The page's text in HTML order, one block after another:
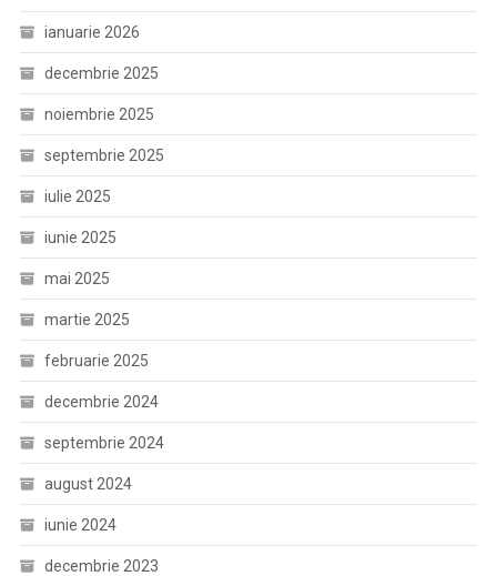
ianuarie 2026
decembrie 2025
noiembrie 2025
septembrie 2025
iulie 2025
iunie 2025
mai 2025
martie 2025
februarie 2025
decembrie 2024
septembrie 2024
august 2024
iunie 2024
decembrie 2023